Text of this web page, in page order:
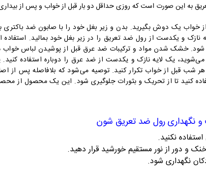
به این صورت است که روزی حداقل دو بار قبل از خواب و پس از
خواب یک دوش بگیرید. بدن و زیر بغل خود را با صابون ضد
و یکدست از رول ضد تعریق را در زیر بغل خود بمالید. استفاده
خشک شدن مواد و ترکیبات ضد عرق قبل از پوشیدن لباس خواب
یک لایه نازک و یکدست از ضد عرق را دوباره استفاده کنید.
کنید تا از تحریک و بثورات جلوگیری شود. این یک محصول از
نگهداری رول ضد تعریق شون
نکنید.
و دور از نور مستقیم خورشید قرار دهید.
نگهداری شود.